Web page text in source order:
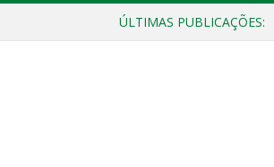
ÚLTIMAS PUBLICAÇÕES: